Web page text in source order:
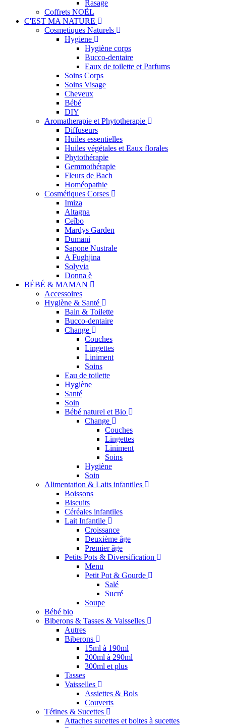
Rasage
Coffrets NOËL
C'EST MA NATURE
Cosmetiques Naturels
Hygiene
Hygiène corps
Bucco-dentaire
Eaux de toilette et Parfums
Soins Corps
Soins Visage
Cheveux
Bébé
DIY
Aromatherapie et Phytotherapie
Diffuseurs
Huiles essentielles
Huiles végétales et Eaux florales
Phytothérapie
Gemmothérapie
Fleurs de Bach
Homéopathie
Cosmétiques Corses
Imiza
Altagna
Ceîbo
Mardys Garden
Dumani
Sapone Nustrale
A Fughjina
Solyvia
Donna è
BÉBÉ & MAMAN
Accessoires
Hygiène & Santé
Bain & Toilette
Bucco-dentaire
Change
Couches
Lingettes
Liniment
Soins
Eau de toilette
Hygiène
Santé
Soin
Bébé naturel et Bio
Change
Couches
Lingettes
Liniment
Soins
Hygiène
Soin
Alimentation & Laits infantiles
Boissons
Biscuits
Céréales infantiles
Lait Infantile
Croissance
Deuxième âge
Premier âge
Petits Pots & Diversification
Menu
Petit Pot & Gourde
Salé
Sucré
Soupe
Bébé bio
Biberons & Tasses & Vaisselles
Autres
Biberons
15ml à 190ml
200ml à 290ml
300ml et plus
Tasses
Vaisselles
Assiettes & Bols
Couverts
Tétines & Sucettes
Attaches sucettes et boites à sucettes